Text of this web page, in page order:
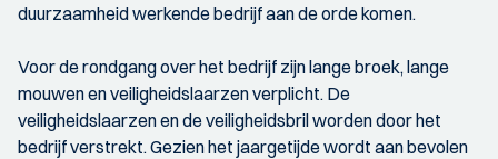
duurzaamheid werkende bedrijf aan de orde komen.
Voor de rondgang over het bedrijf zijn lange broek, lange
mouwen en veiligheidslaarzen verplicht. De
veiligheidslaarzen en de veiligheidsbril worden door het
bedrijf verstrekt. Gezien het jaargetijde wordt aan bevolen